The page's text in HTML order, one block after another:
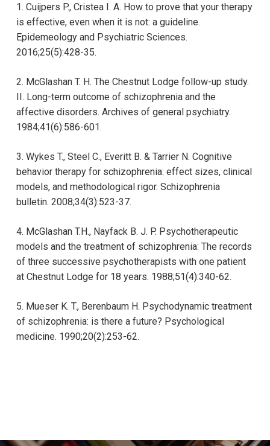
1. Cuijpers P., Cristea I. A. How to prove that your therapy
is effective, even when it is not: a guideline.
Epidemeology and Psychiatric Sciences.
2016;25(5):428-35.
2. McGlashan T. H. The Chestnut Lodge follow-up study.
II. Long-term outcome of schizophrenia and the
affective disorders. Archives of general psychiatry.
1984;41(6):586-601.
3. Wykes T., Steel C., Everitt B. & Tarrier N. Cognitive
behavior therapy for schizophrenia: effect sizes, clinical
models, and methodological rigor. Schizophrenia
bulletin. 2008;34(3):523-37.
4. McGlashan T.H., Nayfack B. J. P. Psychotherapeutic
models and the treatment of schizophrenia: The records
of three successive psychotherapists with one patient
at Chestnut Lodge for 18 years. 1988;51(4):340-62.
5. Mueser K. T., Berenbaum H. Psychodynamic treatment
of schizophrenia: is there a future? Psychological
medicine. 1990;20(2):253-62.